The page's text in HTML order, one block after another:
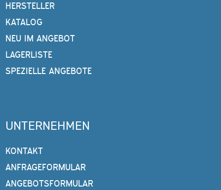
HERSTELLER
KATALOG
NEU IM ANGEBOT
LAGERLISTE
SPEZIELLE ANGEBOTE
UNTERNEHMEN
KONTAKT
ANFRAGEFORMULAR
ANGEBOTSFORMULAR